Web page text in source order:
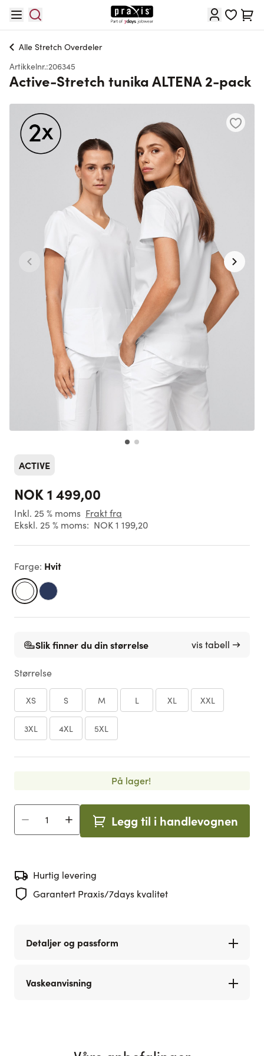
Cart
Alle Stretch Overdeler
Artikkelnr.:206345
Active-Stretch tunika ALTENA 2-pack
ACTIVE
NOK 1 499,00
Inkl. 25 % moms Frakt fra
Ekskl. 25 % moms: NOK 1 199,20
Farge: Hvit
Slik finner du din størrelse vis tabell →
Størrelse
XS S M L XL XXL
3XL 4XL 5XL
På lager!
Antall Legg til i handlevognen
Hurtig levering
Garantert Praxis/7days kvalitet
Detaljer og passform
Vaskeanvisning